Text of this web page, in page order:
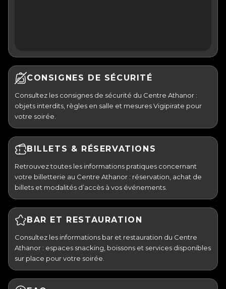
CONSIGNES DE SÉCURITÉ
Consultez les consignes de sécurité du Centre Athanor :
objets interdits, règles en salle et mesures Vigipirate pour
votre soirée.
BILLETS & RÉSERVATIONS
Retrouvez toutes les informations pratiques concernant
votre billetterie au Centre Athanor : réservation, achat de
billets et modalités d’accès à vos événements.
BAR ET RESTAURATION
Consultez les informations bar et restauration du Centre
Athanor : espaces snacking, boissons et services disponibles
sur place pour votre soirée.